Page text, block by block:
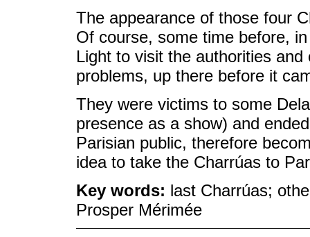
The appearance of those four
Of course, some time before,
Light to visit the authorities
problems, up there before it
They were victims to some
presence as a show) and
Parisian public, therefore
idea to take the Charrúas to
Key words: last Charrúas;
Prosper Mérimée